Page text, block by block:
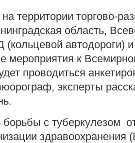
территории торгово-
область,
автодороги)
мероприятия к
проводиться
эксперты
с туберкулезом
здравоохранения